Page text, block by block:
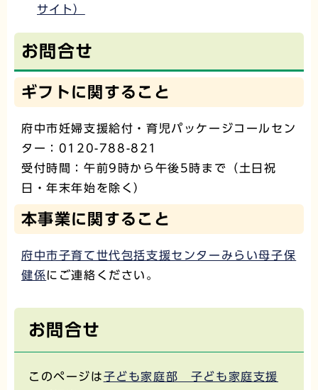
サイト）
お問合せ
ギフトに関すること
府中市妊婦支援給付・育児パッケージコールセン
ター：0120-788-821
受付時間：午前9時から午後5時まで（土日祝
日・年末年始を除く）
本事業に関すること
府中市子育て世代包括支援センターみらい母子保
健係にご連絡ください。
お問合せ
このページは子ども家庭部 子ども家庭支援